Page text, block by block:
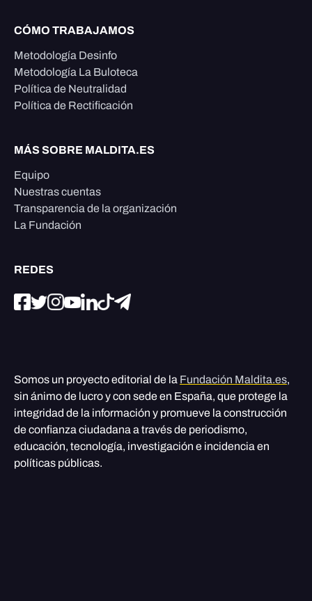
CÓMO TRABAJAMOS
Metodología Desinfo
Metodología La Buloteca
Política de Neutralidad
Política de Rectificación
MÁS SOBRE MALDITA.ES
Equipo
Nuestras cuentas
Transparencia de la organización
La Fundación
REDES
Somos un proyecto editorial de la Fundación Maldita.es,
sin ánimo de lucro y con sede en España, que protege la
integridad de la información y promueve la construcción
de confianza ciudadana a través de periodismo,
educación, tecnología, investigación e incidencia en
políticas públicas.